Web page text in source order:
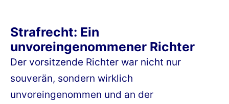
Strafrecht: Ein
unvoreingenommener Richter
Der vorsitzende Richter war nicht nur
souverän, sondern wirklich
unvoreingenommen und an der